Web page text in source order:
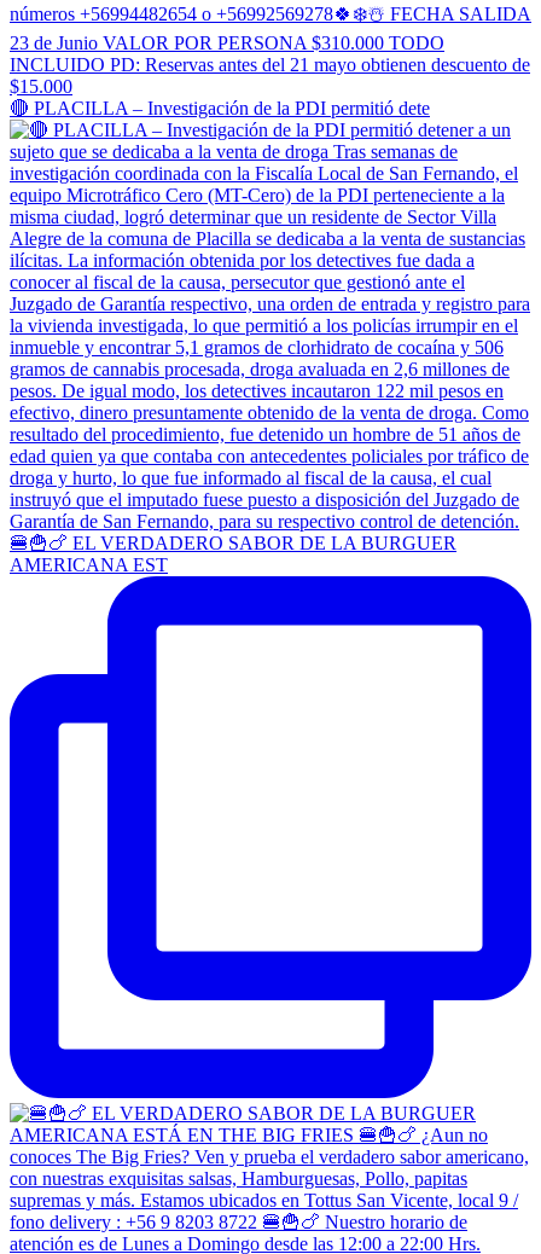
🔴 PLACILLA – Investigación de la PDI permitió dete
🍔🍟🍗 EL VERDADERO SABOR DE LA BURGUER
AMERICANA EST